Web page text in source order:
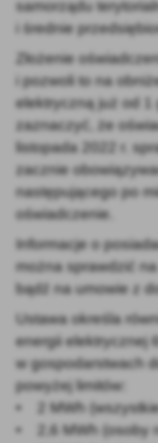
samorządu
i średnie
Złożenie
i pozwoli to na
elektryczną już od 1
zaznaczyć, że
listopada 2022 r.
zacznie
następującego po
oświadczenie.
Informacje o
można sprawdzić
bądź na umowie z
Ustawa określa
energii elektrycznej
w gospodarstwach
powyżej limitów:
• 2 MWh
• 2,6 MWh (osoby